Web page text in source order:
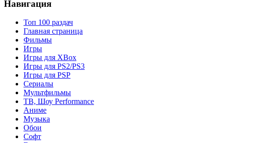
Навигация
Топ 100 раздач
Главная страница
Фильмы
Игры
Игры для XBox
Игры для PS2/PS3
Игры для PSP
Сериалы
Мультфильмы
ТВ, Шоу Performance
Аниме
Музыка
Обои
Софт